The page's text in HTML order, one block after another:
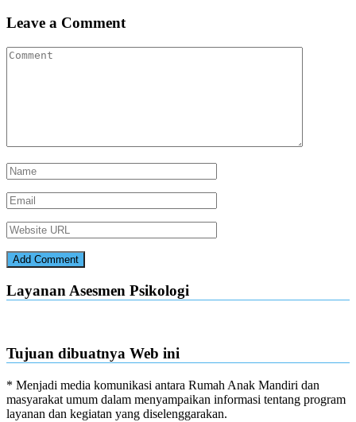
Leave a Comment
Layanan Asesmen Psikologi
Tujuan dibuatnya Web ini
* Menjadi media komunikasi antara Rumah Anak Mandiri dan
masyarakat umum dalam menyampaikan informasi tentang program
layanan dan kegiatan yang diselenggarakan.